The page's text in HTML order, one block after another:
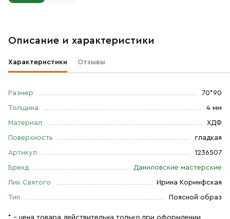
Описание и характеристики
Характеристики Отзывы
Размер 70*90
Толщина 4 мм
Материал ХДФ
Поверхность гладкая
Артикул 1236507
Бренд Даниловские мастерские
Лик Святого Ирина Коринфская
Тип Поясной образ
* – цена товара действительна только при оформлении